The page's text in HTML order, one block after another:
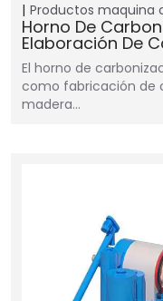
Productos maquina
Horno De
Elaboración De
El horno de
como fabricación de
madera…